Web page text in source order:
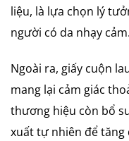
liệu, là lựa chọn lý
người có da nhạy cảm.
Ngoài ra, giấy cuộn
mang lại cảm giác
thương hiệu còn bổ
xuất tự nhiên để tăng